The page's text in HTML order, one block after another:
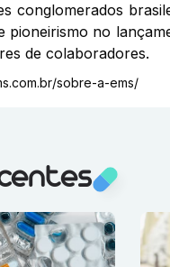
conglomerados
pioneirismo no
de colaboradores.
sobre-a-ems/